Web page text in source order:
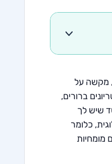
מקשה על
ברורים,
שיש לך
כלומר
מומחיות